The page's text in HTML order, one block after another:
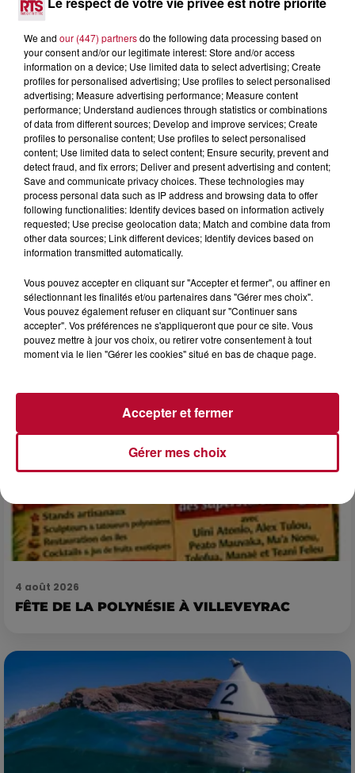
6 août 2026
NÎMES : « LE RÊVE DU GLADIATEUR » INVESTIT
LES ARÈNES CES 3...
Après un franc succès l'été dernier, le spectacle « Le Rêve
du gladiateur » revient illuminer l'amphithéâtre romain les 6,
7 et 8 août. Une fresque nocturne...
4 août 2026
FÊTE DE LA POLYNÉSIE À VILLEVEYRAC
We and our (447) partnersdo the following data processing based on
your consent and/or our legitimate interest: Store and/or access
information on a device; Use limited data to select advertising; Create
profiles for personalised advertising; Use profiles to select personalised
advertising; Measure advertising performance; Measure content
performance; Understand audiences through statistics or combinations
of data from different sources; Develop and improve services; Create
profiles to personalise content; Use profiles to select personalised
content; Use limited data to select content; Ensure security, prevent and
detect fraud, and fix errors; Deliver and present advertising and content;
Save and communicate privacy choices. These technologies may
process personal data such as IP address and browsing data to offer
following functionalities: Identify devices based on information actively
requested; Use precise geolocation data; Match and combine data from
other data sources; Link different devices; Identify devices based on
information transmitted automatically.
Vous pouvez accepter en cliquant sur "Accepter et fermer", ou affiner en
sélectionnant les finalités et/ou partenaires dans "Gérer mes choix".
Vous pouvez également refuser en cliquant sur "Continuer sans
accepter". Vos préférences ne s'appliqueront que pour ce site. Vous
pouvez mettre à jour vos choix, ou retirer votre consentement à tout
moment via le lien "Gérer les cookies" situé en bas de chaque page.
Gérer mes choix
Accepter et fermer